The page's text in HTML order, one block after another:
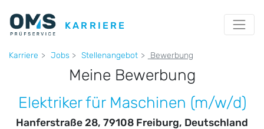
KARRIERE
Karriere Jobs Stellenangebot Bewerbung
Meine Bewerbung
Elektriker für Maschinen (m/w/d)
Hanferstraße 28, 79108 Freiburg, Deutschland